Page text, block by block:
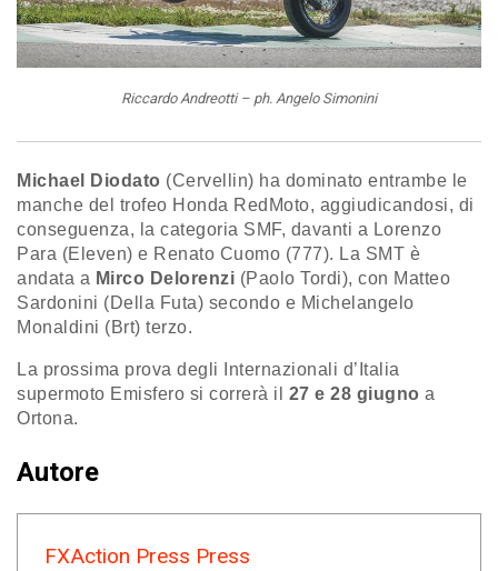
Riccardo Andreotti – ph. Angelo Simonini
Michael Diodato (Cervellin) ha dominato entrambe le
manche del trofeo Honda RedMoto, aggiudicandosi, di
conseguenza, la categoria SMF, davanti a Lorenzo
Para (Eleven) e Renato Cuomo (777). La SMT è
andata a Mirco Delorenzi (Paolo Tordi), con Matteo
Sardonini (Della Futa) secondo e Michelangelo
Monaldini (Brt) terzo.
La prossima prova degli Internazionali d’Italia
supermoto Emisfero si correrà il 27 e 28 giugno a
Ortona.
Autore
FXAction Press Press